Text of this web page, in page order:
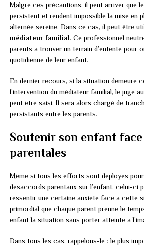
Malgré ces précautions, il peut arriver que
persistent et rendent impossible la mise en
alternée sereine. Dans ce cas, il peut être
médiateur familial. Ce professionnel
parents à trouver un terrain d’entente pour
quotidienne de leur enfant.
En dernier recours, si la situation demeure
l’intervention du médiateur familial, le juge
peut être saisi. Il sera alors chargé de
persistants entre les parents.
Soutenir son enfant
parentales
Même si tous les efforts sont déployés pour
désaccords parentaux sur l’enfant, celui-ci
ressentir une certaine anxiété face à cette
primordial que chaque parent prenne le
enfant la situation sans porter atteinte à
Dans tous les cas, rappelons-le : le plus